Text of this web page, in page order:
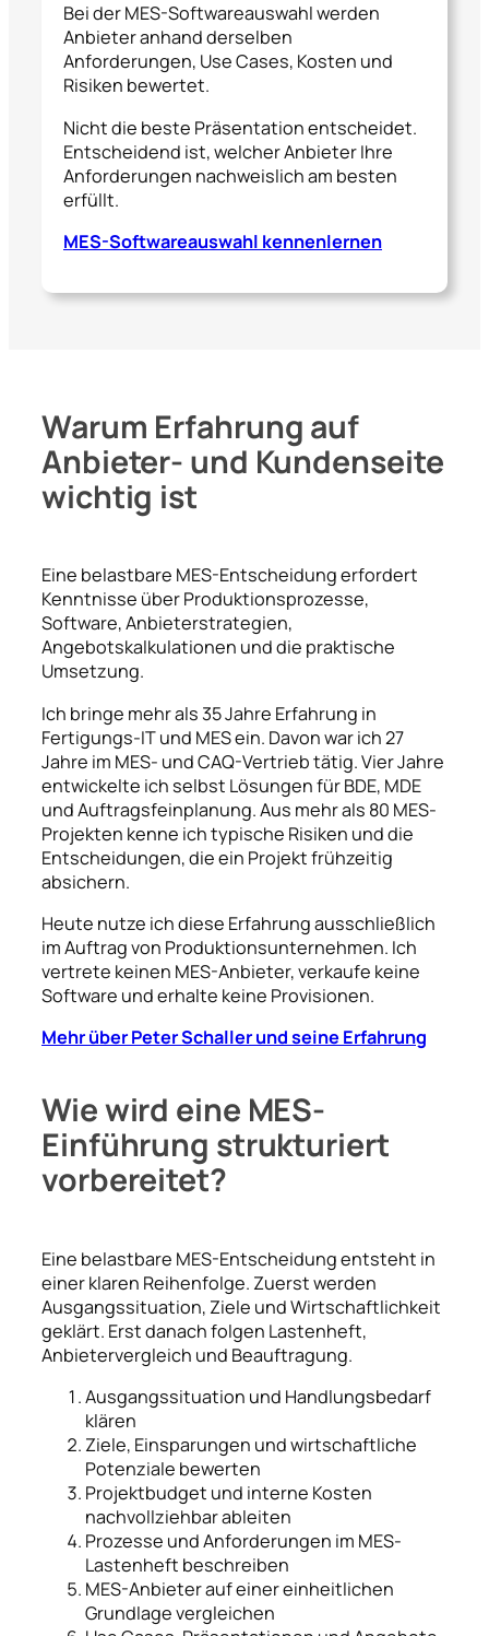
Bei der MES-Softwareauswahl werden
Anbieter anhand derselben
Anforderungen, Use Cases, Kosten und
Risiken bewertet.
Nicht die beste Präsentation entscheidet.
Entscheidend ist, welcher Anbieter Ihre
Anforderungen nachweislich am besten
erfüllt.
MES-Softwareauswahl kennenlernen
Warum Erfahrung auf
Anbieter- und Kundenseite
wichtig ist
Eine belastbare MES-Entscheidung erfordert
Kenntnisse über Produktionsprozesse,
Software, Anbieterstrategien,
Angebotskalkulationen und die praktische
Umsetzung.
Ich bringe mehr als 35 Jahre Erfahrung in
Fertigungs-IT und MES ein. Davon war ich 27
Jahre im MES- und CAQ-Vertrieb tätig. Vier Jahre
entwickelte ich selbst Lösungen für BDE, MDE
und Auftragsfeinplanung. Aus mehr als 80 MES-
Projekten kenne ich typische Risiken und die
Entscheidungen, die ein Projekt frühzeitig
absichern.
Heute nutze ich diese Erfahrung ausschließlich
im Auftrag von Produktionsunternehmen. Ich
vertrete keinen MES-Anbieter, verkaufe keine
Software und erhalte keine Provisionen.
Mehr über Peter Schaller und seine Erfahrung
Wie wird eine MES-
Einführung strukturiert
vorbereitet?
Eine belastbare MES-Entscheidung entsteht in
einer klaren Reihenfolge. Zuerst werden
Ausgangssituation, Ziele und Wirtschaftlichkeit
geklärt. Erst danach folgen Lastenheft,
Anbietervergleich und Beauftragung.
Ausgangssituation und Handlungsbedarf
klären
Ziele, Einsparungen und wirtschaftliche
Potenziale bewerten
Projektbudget und interne Kosten
nachvollziehbar ableiten
Prozesse und Anforderungen im MES-
Lastenheft beschreiben
MES-Anbieter auf einer einheitlichen
Grundlage vergleichen